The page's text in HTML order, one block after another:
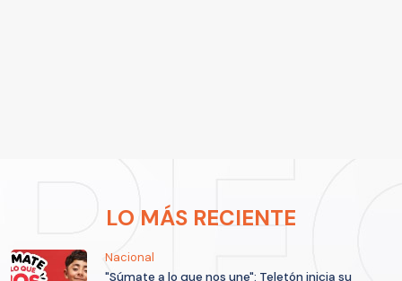
LO MÁS RECIENTE
Nacional
"Súmate a lo que nos une": Teletón inicia su